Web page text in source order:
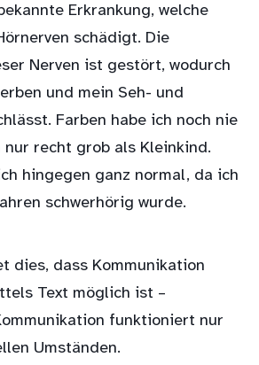
Erkrankung, welche
schädigt. Die
Nerven ist gestört, wodurch
und mein Seh- und
Farben habe ich noch nie
nur recht grob als Kleinkind.
hingegen ganz normal, da ich
schwerhörig wurde.
dies, dass Kommunikation
Text möglich ist –
funktioniert nur
Umständen.